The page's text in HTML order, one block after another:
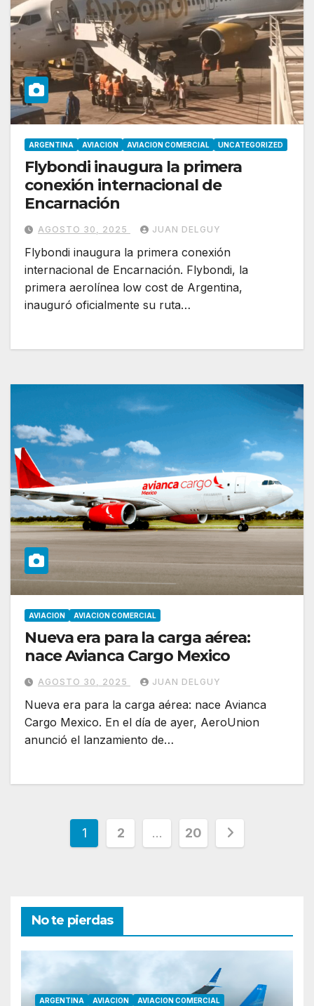
ARGENTINA AVIACION AVIACION COMERCIAL UNCATEGORIZED
Flybondi inaugura la primera
conexión internacional de
Encarnación
AGOSTO 30, 2025 JUAN DELGUY
Flybondi inaugura la primera conexión
internacional de Encarnación. Flybondi, la
primera aerolínea low cost de Argentina,
inauguró oficialmente su ruta…
AVIACION AVIACION COMERCIAL
Nueva era para la carga aérea:
nace Avianca Cargo Mexico
AGOSTO 30, 2025 JUAN DELGUY
Nueva era para la carga aérea: nace Avianca
Cargo Mexico. En el día de ayer, AeroUnion
anunció el lanzamiento de…
Paginación
1 2 … 20
No te pierdas
ARGENTINA AVIACION AVIACION COMERCIAL